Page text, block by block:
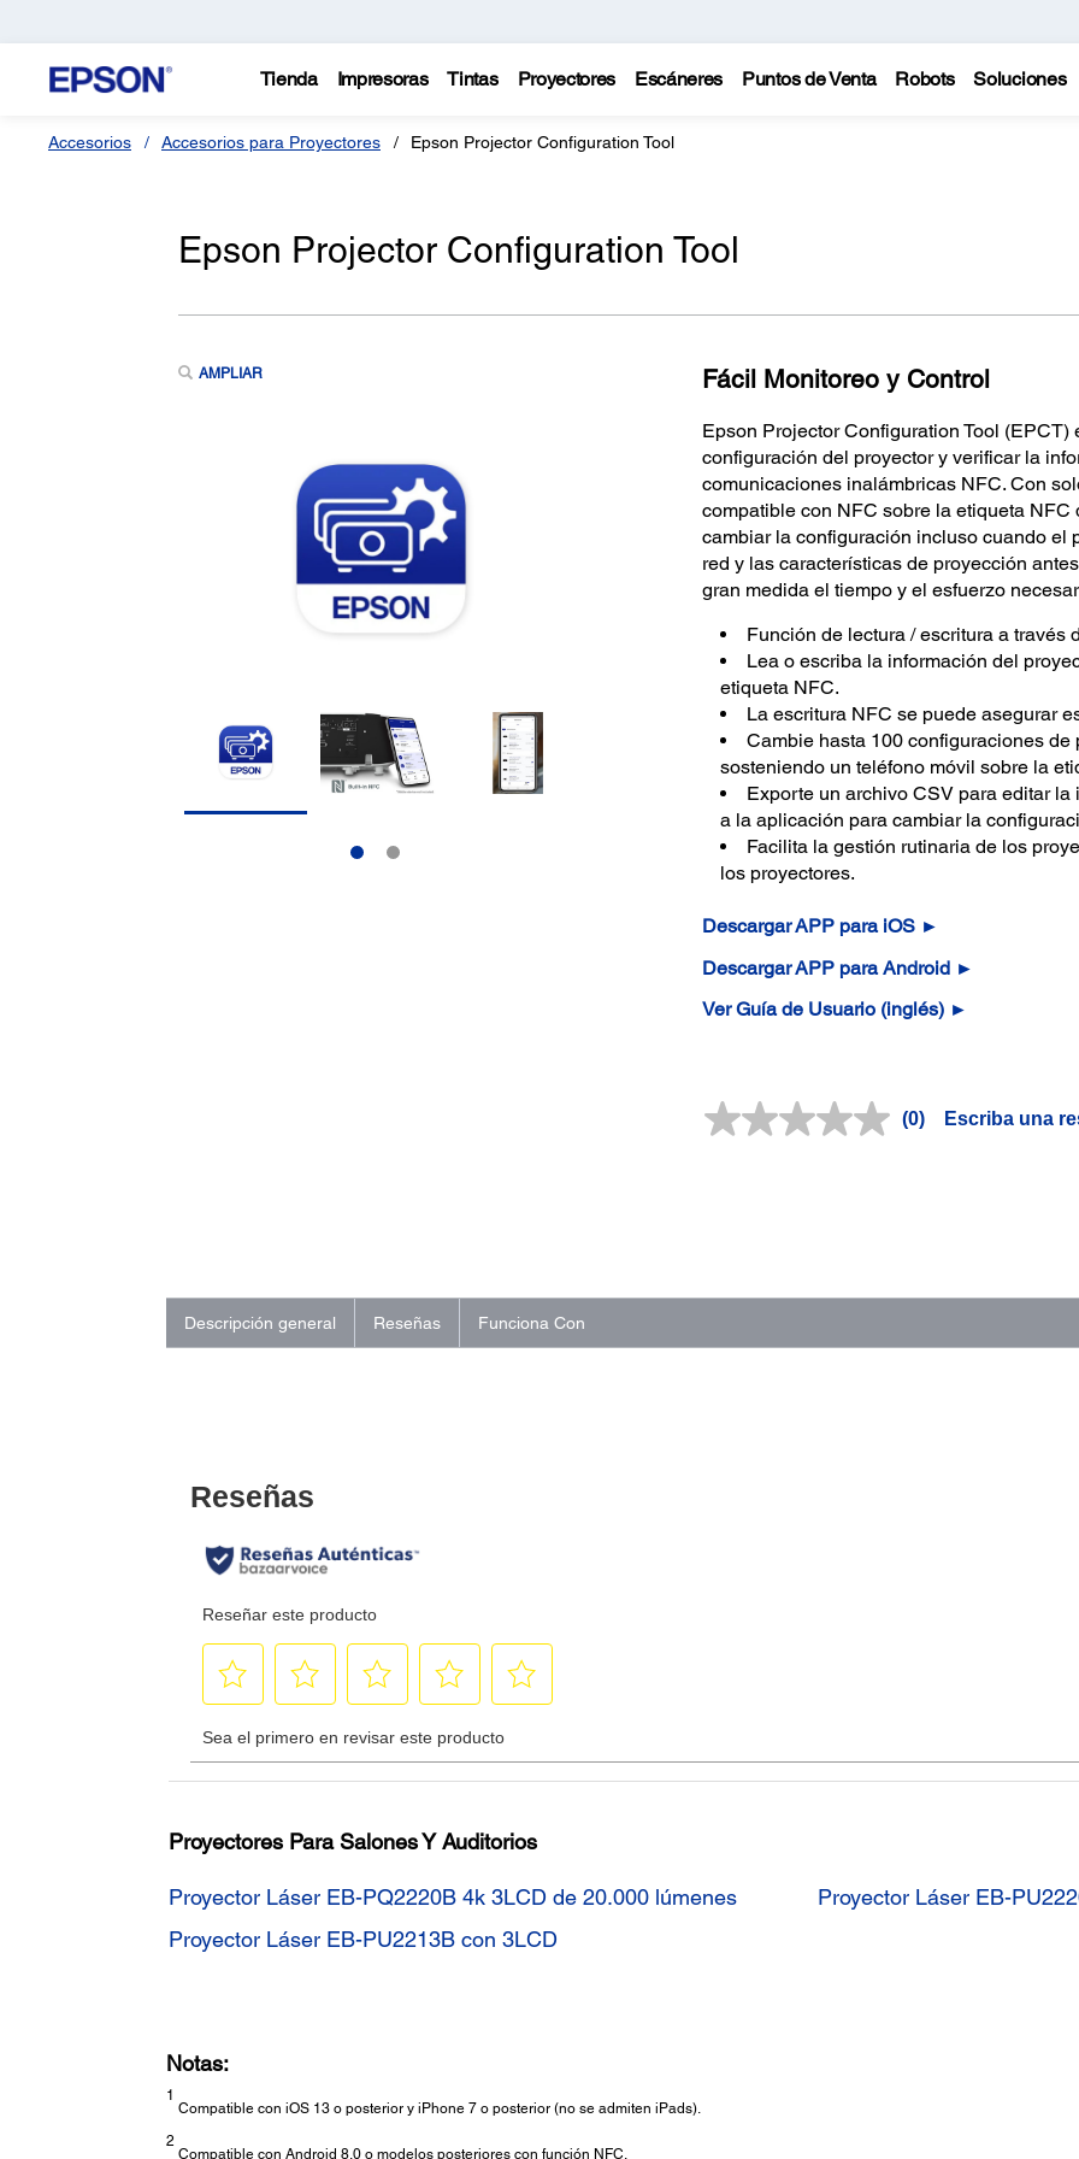
Tienda Impresoras Tintas Proyectores Escáneres Puntos de Venta Robots Soluciones
Accesorios Accesorios para Proyectores Epson Projector Configuration Tool
Epson Projector Configuration Tool
AMPLIAR Fácil Monitoreo y Control
Epson Projector Configuration Tool
configuración del proyector y verificar la
comunicaciones inalámbricas NFC. Con
compatible con NFC sobre la etiqueta
cambiar la configuración incluso cuando el
red y las características de proyección
gran medida el tiempo y el esfuerzo
Función de lectura / escritura a través
Lea o escriba la información del
etiqueta NFC.
La escritura NFC se puede asegurar
Cambie hasta 100 configuraciones
sosteniendo un teléfono móvil sobre la
Exporte un archivo CSV para editar
a la aplicación para cambiar la
Facilita la gestión rutinaria de los
los proyectores.
Descargar APP para iOS ►
Descargar APP para Android ►
Ver Guía de Usuario (inglés) ►
Sin
(0) Escriba una
Descripción general Reseñas Funciona Con
Proyectores Para Salones Y Auditorios
Proyector Láser EB-PQ2220B 4k 3LCD de 20.000 lúmenes
Proyector Láser EB-PU2213B con 3LCD
Proyector Láser EB-
Notas:
1
Compatible con iOS 13 o posterior y iPhone 7 o posterior (no se admiten iPads).
2
Compatible con Android 8.0 o modelos posteriores con función NFC.